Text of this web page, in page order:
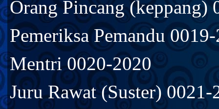
Orang Pincang (keppang)
Pemeriksa Pemandu
Mentri 0020-2020
Juru Rawat (Suster) 0021-